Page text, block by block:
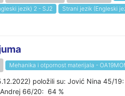
jezik) 2 - SJ2 Strani jezik (Engleski
Mehanika i otpornost materijala -
položili su: Jović Nina 45/
66/20: 64 %